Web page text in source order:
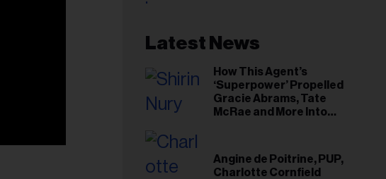
Latest News
How This Agent’s
‘Superpower’ Propelled
Gracie Abrams, Tate
McRae and More Into
Angine de Poitrine, PUP,
Charlotte Cornfield